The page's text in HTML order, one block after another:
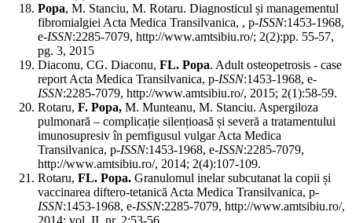
Popa, M. Stanciu, M. Rotaru. Diagnosticul și managementul
fibromialgiei Acta Medica Transilvanica, , p-ISSN:1453-1968,
e-ISSN:2285-7079, http://www.amtsibiu.ro/; 2(2):pp. 55-57,
pg. 3, 2015
Diaconu, CG. Diaconu, FL. Popa. Adult osteopetrosis - case
report Acta Medica Transilvanica, p-ISSN:1453-1968, e-
ISSN:2285-7079, http://www.amtsibiu.ro/, 2015; 2(1):58-59.
Rotaru, F. Popa, M. Munteanu, M. Stanciu. Aspergiloza
pulmonară – complicație silențioasă și severă a tratamentului
imunosupresiv în pemfigusul vulgar Acta Medica
Transilvanica, p-ISSN:1453-1968, e-ISSN:2285-7079,
http://www.amtsibiu.ro/, 2014; 2(4):107-109.
Rotaru, FL. Popa. Granulomul inelar subcutanat la copii și
vaccinarea diftero-tetanică Acta Medica Transilvanica, p-
ISSN:1453-1968, e-ISSN:2285-7079, http://www.amtsibiu.ro/,